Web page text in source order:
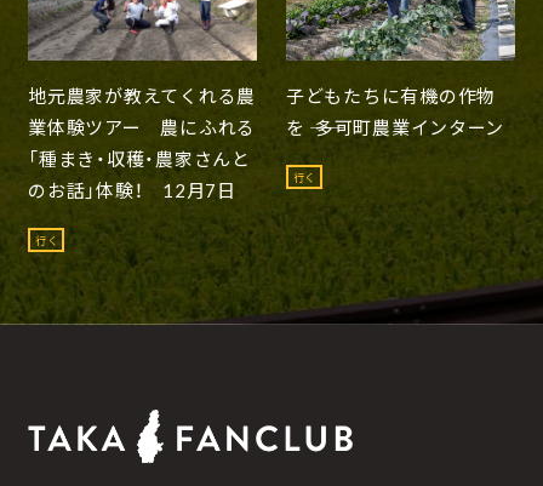
地元農家が教えてくれる農
業体験ツアー 農にふれる
「種まき・収穫・農家さんと
のお話」体験！ 12月7日
行く
子どもたちに有機の作物
を ―― 多可町農業インターン
行く